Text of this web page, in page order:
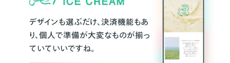
デザインも選ぶだけ、決済機能もあ
り、個人で準備が大変なものが揃っ
ていていいですね。